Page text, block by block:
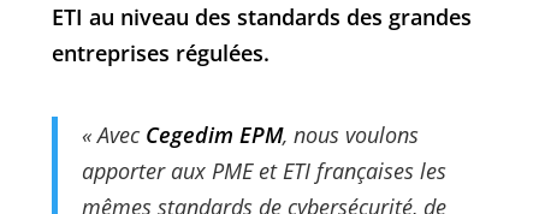
ETI au niveau des standards des grandes
entreprises régulées.
« Avec Cegedim EPM, nous voulons
apporter aux PME et ETI françaises les
mêmes standards de cybersécurité, de